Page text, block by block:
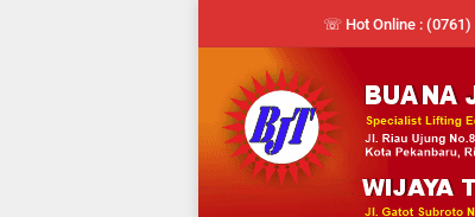
☏ Hot Online : (0761)